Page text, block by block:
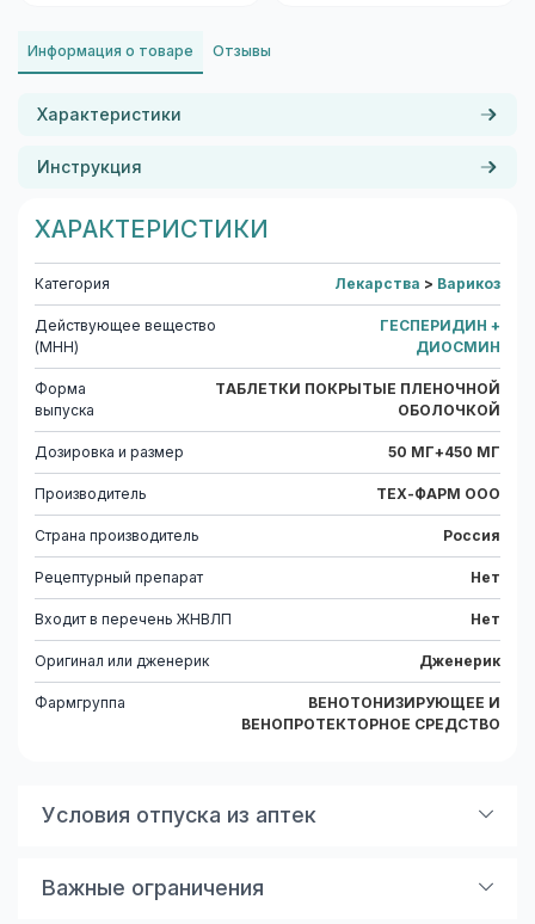
Информация о товаре Отзывы
Характеристики
Инструкция
ХАРАКТЕРИСТИКИ
Категория Лекарства > Варикоз
Действующее вещество
(МНН)
ГЕСПЕРИДИН +
ДИОСМИН
Форма
выпуска
ТАБЛЕТКИ ПОКРЫТЫЕ ПЛЕНОЧНОЙ
ОБОЛОЧКОЙ
Дозировка и размер 50 МГ+450 МГ
Производитель ТЕХ-ФАРМ ООО
Страна производитель Россия
Рецептурный препарат Нет
Входит в перечень ЖНВЛП Нет
Оригинал или дженерик Дженерик
Фармгруппа
ВЕНОТОНИЗИРУЮЩЕЕ И
ВЕНОПРОТЕКТОРНОЕ СРЕДСТВО
Условия отпуска из аптек
Важные ограничения